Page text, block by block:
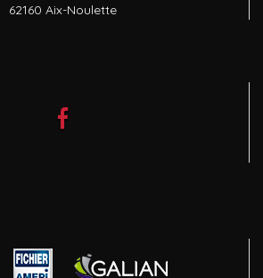
62160 Aix-Noulette